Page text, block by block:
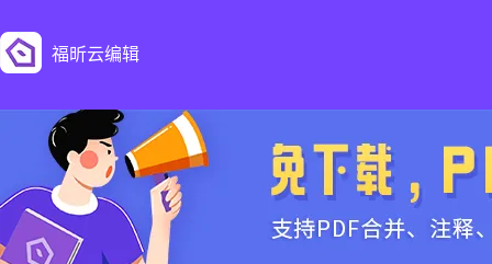
福昕云编辑